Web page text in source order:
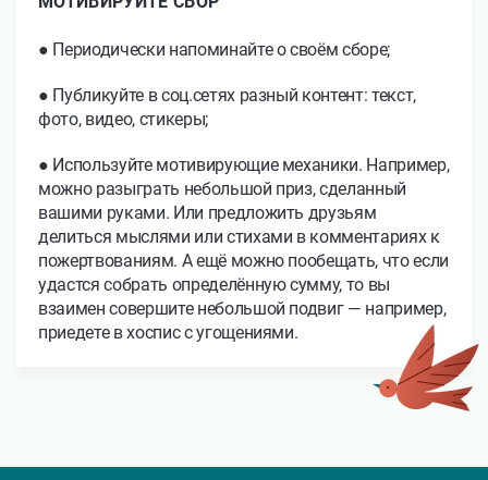
● Периодически напоминайте о своём сборе;
● Публикуйте в соц.сетях разный контент: текст,
фото, видео, стикеры;
● Используйте мотивирующие механики. Например,
можно разыграть небольшой приз, сделанный
вашими руками. Или предложить друзьям
делиться мыслями или стихами в комментариях к
пожертвованиям. А ещё можно пообещать, что если
удастся собрать определённую сумму, то вы
взаимен совершите небольшой подвиг — например,
приедете в хоспис с угощениями.